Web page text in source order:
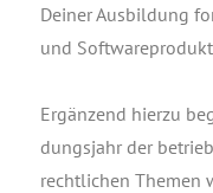
Dei­ner Aus­bil­dung
und
Ergän­zend hier­zu
dungs­jahr der
recht­li­chen The­men